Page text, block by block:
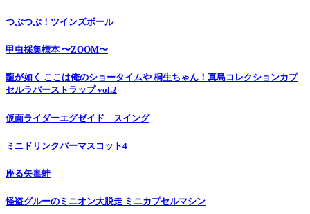
つぶつぶ！ツインズボール
甲虫採集標本 〜ZOOM〜
龍が如く ここは俺のショータイムや 桐生ちゃん！真島コレクションカプ
セルラバーストラップ vol.2
仮面ライダーエグゼイド スイング
ミニドリンクバーマスコット4
座る矢毒蛙
怪盗グルーのミニオン大脱走 ミニカプセルマシン